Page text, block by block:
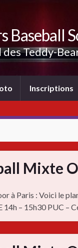
Baseball
Teddy-
Inscriptions
Mixte
à Paris : Voici le
– 15h30 PUC –